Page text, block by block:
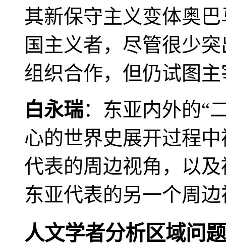
其新保守主义变体奥
国主义者，尽管很少
组织合作，但仍试图
白永瑞：东亚内外的“
心的世界史展开过程
代表的周边视角，以
东亚代表的另一个周
人文学者分析区域问题